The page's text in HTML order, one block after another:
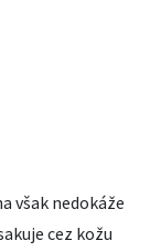
však nedokáže
cez kožu